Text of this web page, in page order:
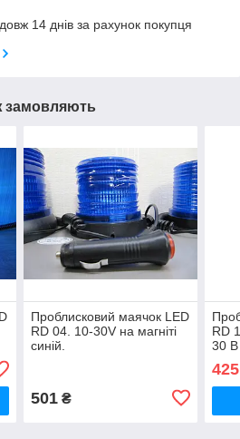
14 днів за рахунок покупця
замовляють
Проблисковий маячок LED
RD 04. 10-30V на магніті
синій.
501₴
RD
30 В
425